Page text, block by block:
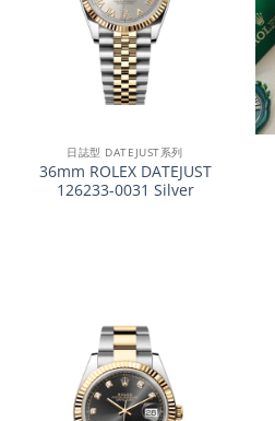
日誌型 DATEJUST系列
36mm ROLEX DATEJUST
126233-0031 Silver